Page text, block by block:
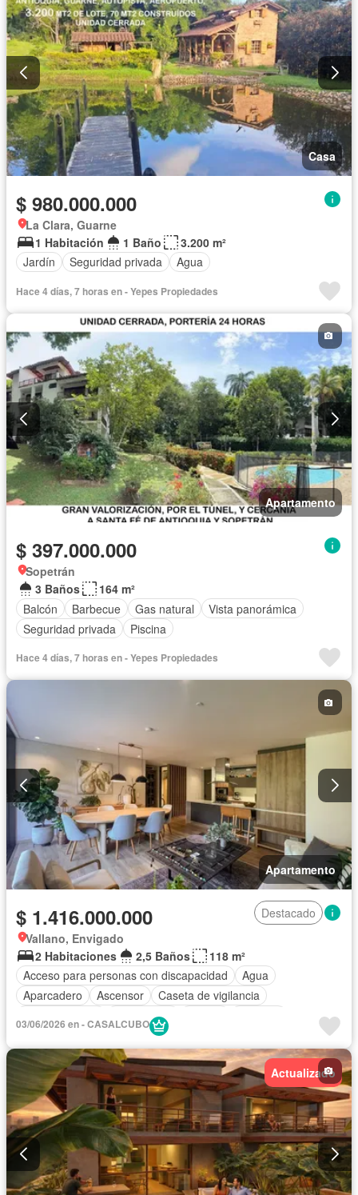
Casa
$ 980.000.000
La Clara, Guarne
1 Habitación
1 Baño
3.200 m²
Jardín
Seguridad privada Agua
Hace 4 días, 7 horas en - Yepes Propiedades
Apartamento
$ 397.000.000
Sopetrán
3 Baños
164 m²
Balcón
Barbecue Gas natural
Vista panorámica
Seguridad privada
Piscina
Hace 4 días, 7 horas en - Yepes Propiedades
Apartamento
$ 1.416.000.000
Destacado
Vallano, Envigado
2 Habitaciones
2,5 Baños
118 m²
Acceso para personas con discapacidad
Agua
Aparcadero
Ascensor
Caseta de vigilancia
Gas natural
Vista panorámica
03/06/2026 en - CASALCUBO
Actualizado